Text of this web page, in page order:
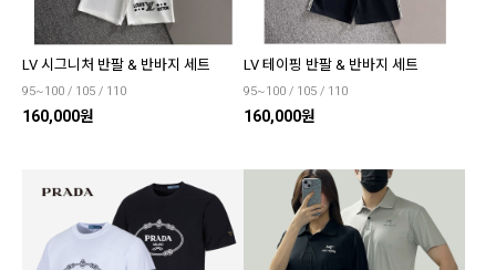
LV 시그니처 반팔 & 반바지 세트
95~100 / 105 / 110
160,000원
LV 테이핑 반팔 & 반바지 세트
95~100 / 105 / 110
160,000원